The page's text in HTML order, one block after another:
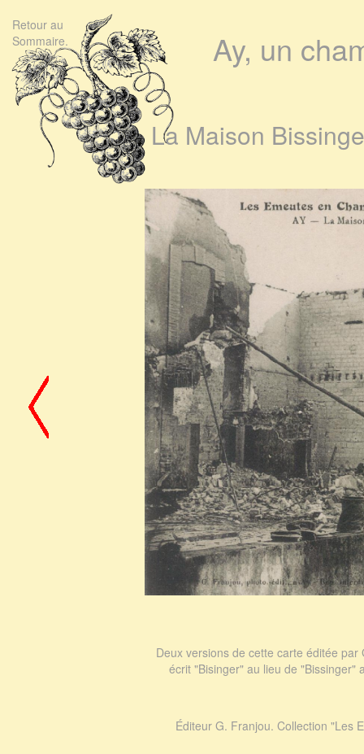
Retour au
Sommaire.
Ay, un
La Maison
Deux versions de cette carte éditée
écrit "Bisinger" au lieu de "Bissinger"
Éditeur G. Franjou. Collection "Les